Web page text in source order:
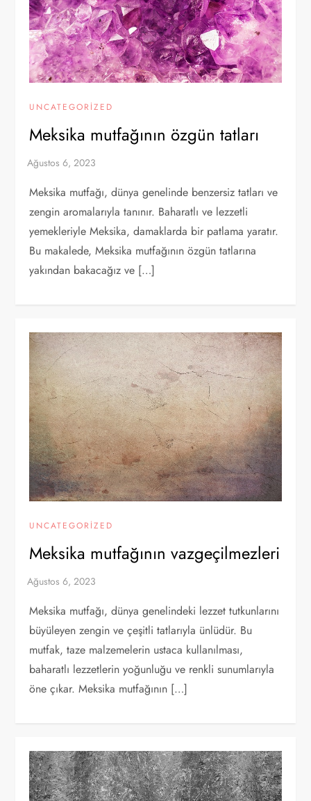
UNCATEGORIZED
Meksika mutfağının özgün tatları
Meksika mutfağı, dünya genelinde benzersiz tatları ve
zengin aromalarıyla tanınır. Baharatlı ve lezzetli
yemekleriyle Meksika, damaklarda bir patlama yaratır.
Bu makalede, Meksika mutfağının özgün tatlarına
yakından bakacağız ve […]
UNCATEGORIZED
Meksika mutfağının vazgeçilmezleri
Meksika mutfağı, dünya genelindeki lezzet tutkunlarını
büyüleyen zengin ve çeşitli tatlarıyla ünlüdür. Bu
mutfak, taze malzemelerin ustaca kullanılması,
baharatlı lezzetlerin yoğunluğu ve renkli sunumlarıyla
öne çıkar. Meksika mutfağının […]